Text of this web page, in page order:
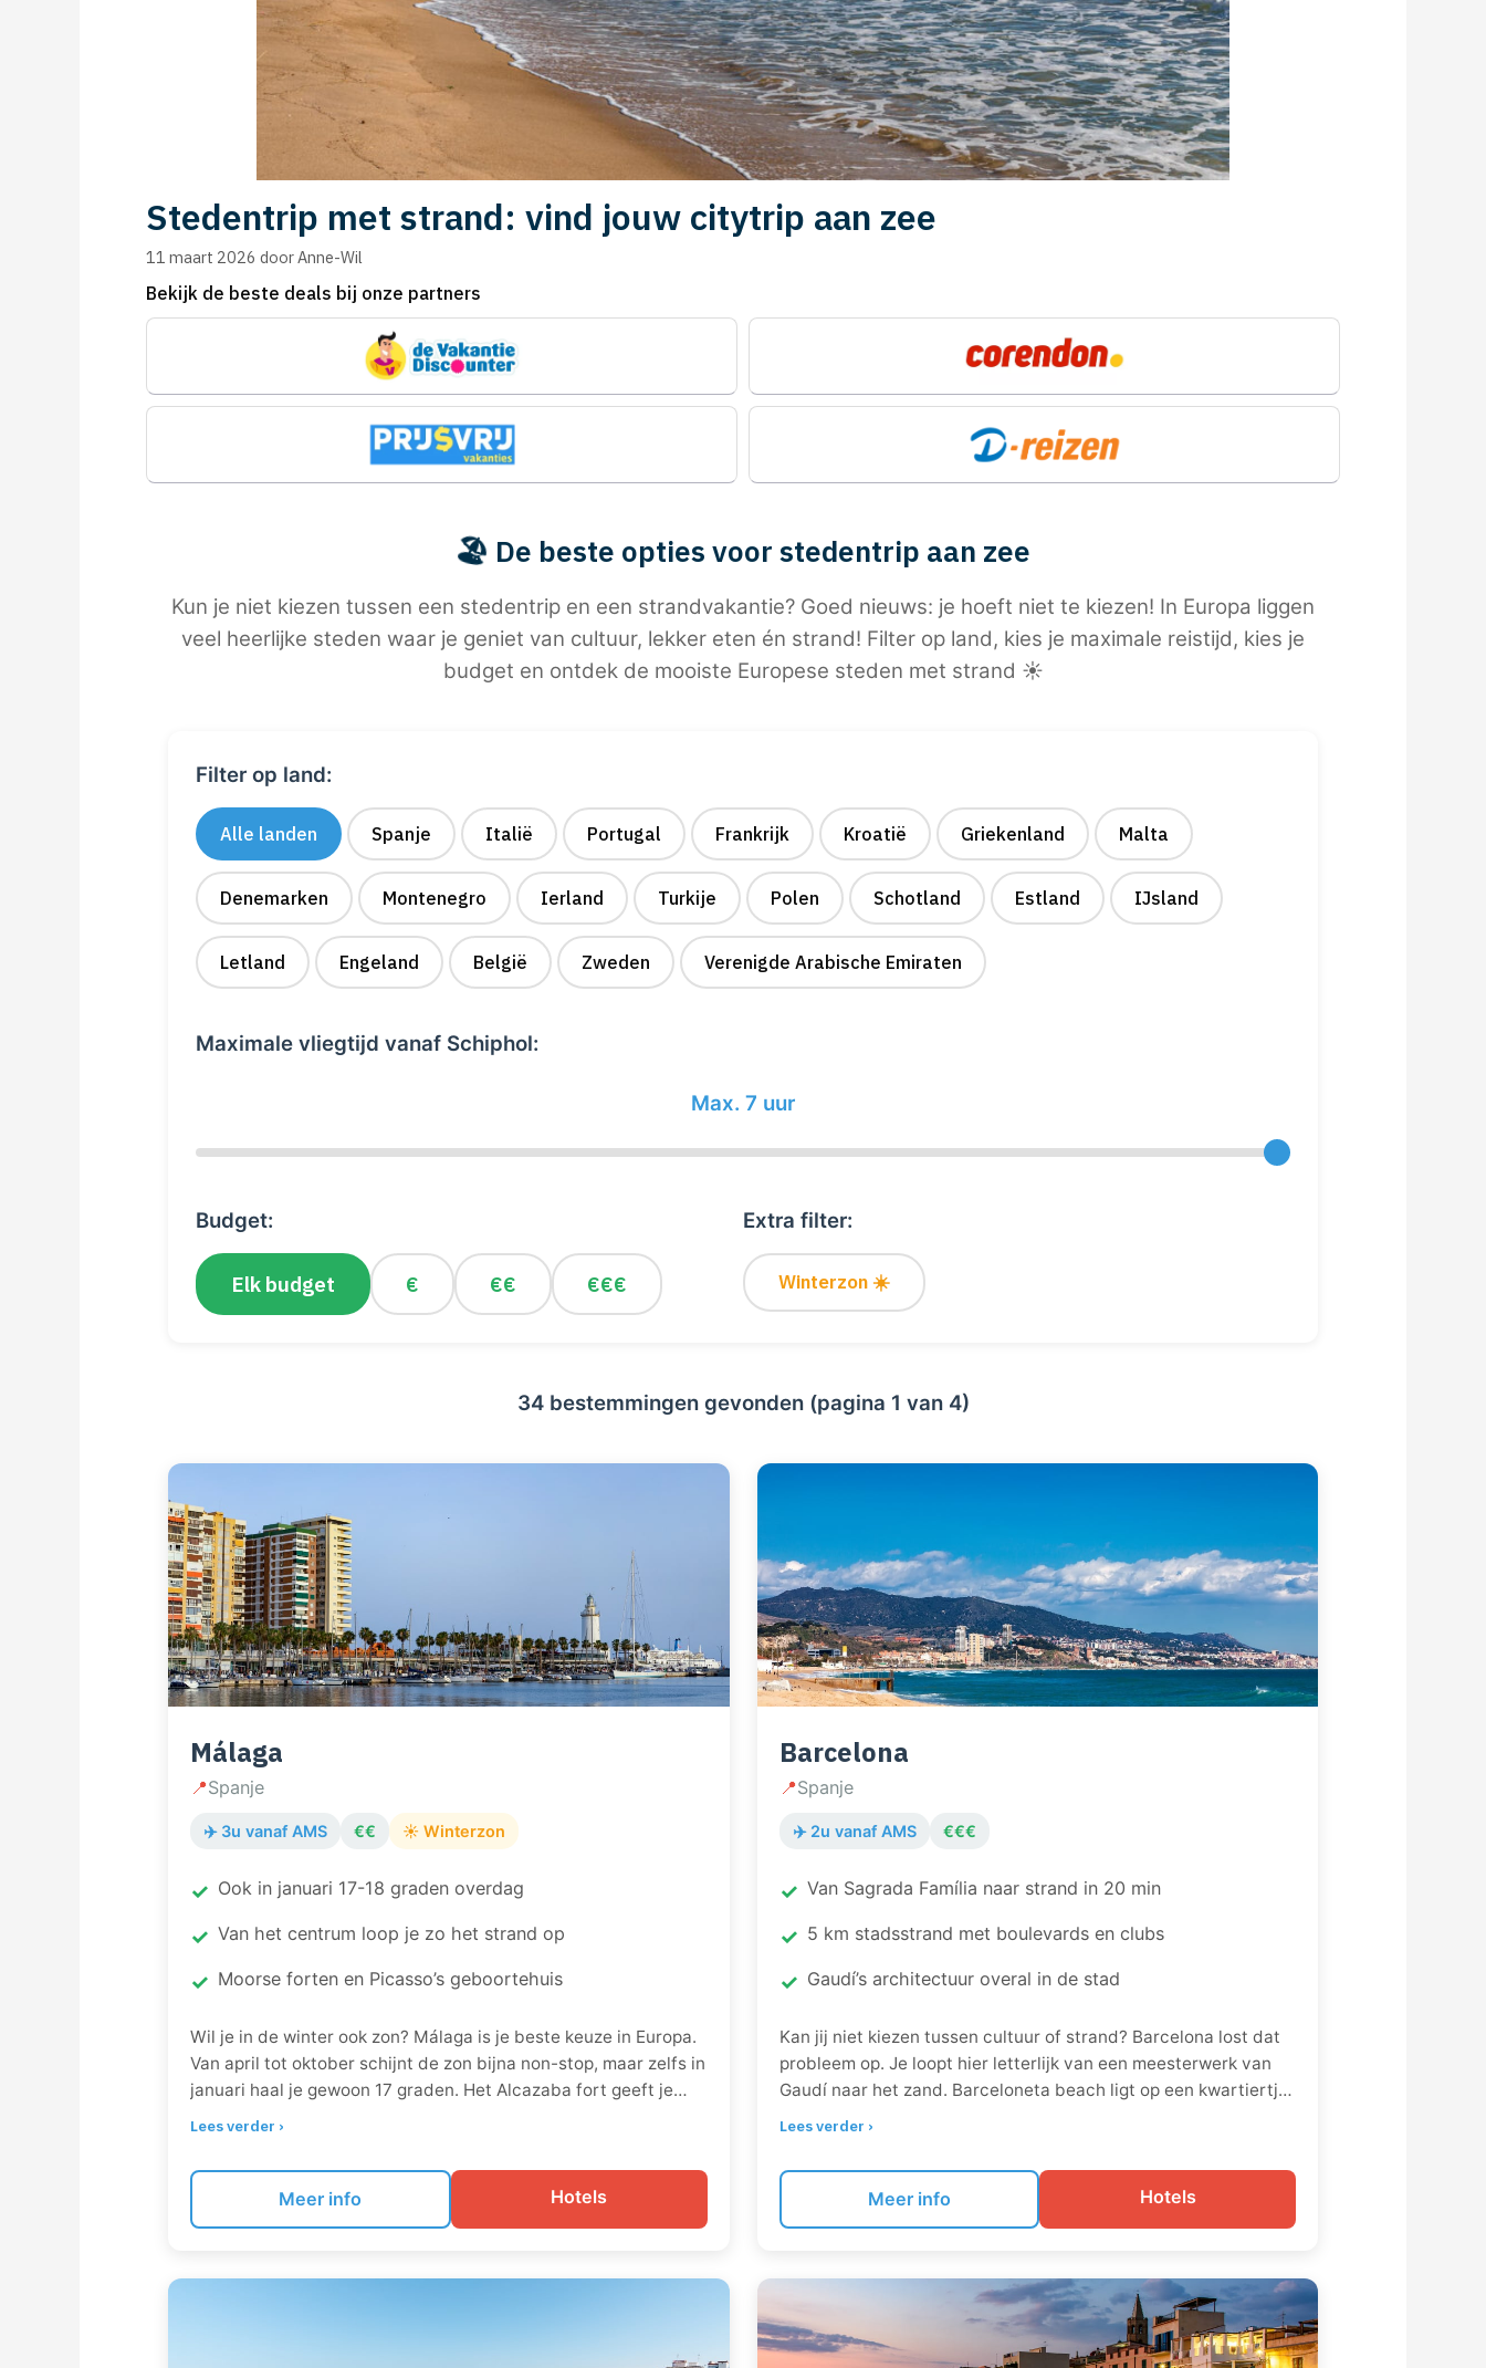
Stedentrip met strand: vind jouw citytrip aan zee
11 maart 2026 doorAnne-Wil
Bekijk de beste deals bij onze partners
🏖️ De beste opties voor stedentrip aan zee
Kun je niet kiezen tussen een stedentrip en een strandvakantie? Goed nieuws: je hoeft niet te kiezen! In Europa liggen
veel heerlijke steden waar je geniet van cultuur, lekker eten én strand! Filter op land, kies je maximale reistijd, kies je
budget en ontdek de mooiste Europese steden met strand ☀️
Filter op land:
Alle landen Spanje Italië Portugal Frankrijk Kroatië Griekenland Malta
Denemarken Montenegro Ierland Turkije Polen Schotland Estland IJsland
Letland Engeland België Zweden Verenigde Arabische Emiraten
Maximale vliegtijd vanaf Schiphol:
Max. 7 uur
Budget:
Elk budget € €€ €€€
Extra filter:
Winterzon ☀️
34 bestemmingen gevonden (pagina 1 van 4)
Málaga
📍Spanje
✈️ 3u vanaf AMS €€ ☀️ Winterzon
Ook in januari 17-18 graden overdag
Van het centrum loop je zo het strand op
Moorse forten en Picasso’s geboortehuis
Wil je in de winter ook zon? Málaga is je beste keuze in Europa.
Van april tot oktober schijnt de zon bijna non-stop, maar zelfs in
januari haal je gewoon 17 graden. Het Alcazaba fort geeft je
waanzinnig uitzicht over de stad en zee. Stadsstrand La
plek dus om ’s ochtends cultuur te snuiven en ’s middags je
handdoek uit te rollen.
Lees verder ›
Meer info Hotels
Barcelona
📍Spanje
✈️ 2u vanaf AMS €€€
Van Sagrada Família naar strand in 20 min
5 km stadsstrand met boulevards en clubs
Gaudí’s architectuur overal in de stad
Kan jij niet kiezen tussen cultuur of strand? Barcelona lost dat
probleem op. Je loopt hier letterlijk van een meesterwerk van
Gaudí naar het zand. Barceloneta beach ligt op een kwartiertje
van het centrum. Overdag dwaal je door de Gotische wijk of
Camp Nou voor voetbalfans, Park Güell voor Instagrammers.
Barcelona heeft gewoon alles.
Lees verder ›
Meer info Hotels